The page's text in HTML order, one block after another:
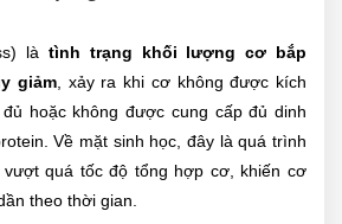
là tình trạng khối lượng cơ bắp
giảm, xảy ra khi cơ không được kích
hoặc không được cung cấp đủ dinh
Về mặt sinh học, đây là quá trình
quá tốc độ tổng hợp cơ, khiến cơ
theo thời gian.